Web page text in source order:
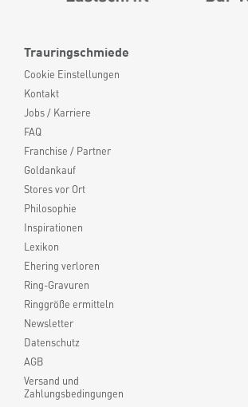
Trauringschmiede
Cookie Einstellungen
Kontakt
Jobs / Karriere
FAQ
Franchise / Partner
Goldankauf
Stores vor Ort
Philosophie
Inspirationen
Lexikon
Ehering verloren
Ring-Gravuren
Ringgröße ermitteln
Newsletter
Datenschutz
AGB
Versand und
Zahlungsbedingungen